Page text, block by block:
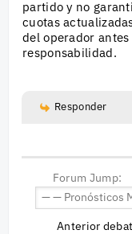
partido y no
cuotas
del operador
responsabilidad.
Responder
Forum Jump:
Anterior